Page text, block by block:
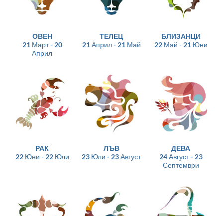
ОВЕН
21 Март - 20
Април
ТЕЛЕЦ
21 Април - 21 Май
БЛИЗАНЦИ
22 Май - 21 Юни
РАК
22 Юни - 22 Юли
ЛЪВ
23 Юли - 23 Август
ДЕВА
24 Август - 23
Септември